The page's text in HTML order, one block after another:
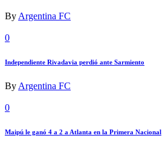
By Argentina FC
0
Independiente Rivadavia perdió ante Sarmiento
By Argentina FC
0
Maipú le ganó 4 a 2 a Atlanta en la Primera Nacional